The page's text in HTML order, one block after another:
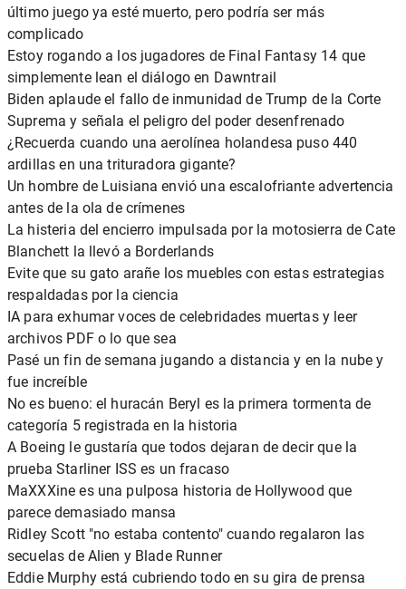
último juego ya esté muerto, pero podría ser más
complicado
Estoy rogando a los jugadores de Final Fantasy 14 que
simplemente lean el diálogo en Dawntrail
Biden aplaude el fallo de inmunidad de Trump de la Corte
Suprema y señala el peligro del poder desenfrenado
¿Recuerda cuando una aerolínea holandesa puso 440
ardillas en una trituradora gigante?
Un hombre de Luisiana envió una escalofriante advertencia
antes de la ola de crímenes
La histeria del encierro impulsada por la motosierra de Cate
Blanchett la llevó a Borderlands
Evite que su gato arañe los muebles con estas estrategias
respaldadas por la ciencia
IA para exhumar voces de celebridades muertas y leer
archivos PDF o lo que sea
Pasé un fin de semana jugando a distancia y en la nube y
fue increíble
No es bueno: el huracán Beryl es la primera tormenta de
categoría 5 registrada en la historia
A Boeing le gustaría que todos dejaran de decir que la
prueba Starliner ISS es un fracaso
MaXXXine es una pulposa historia de Hollywood que
parece demasiado mansa
Ridley Scott "no estaba contento" cuando regalaron las
secuelas de Alien y Blade Runner
Eddie Murphy está cubriendo todo en su gira de prensa